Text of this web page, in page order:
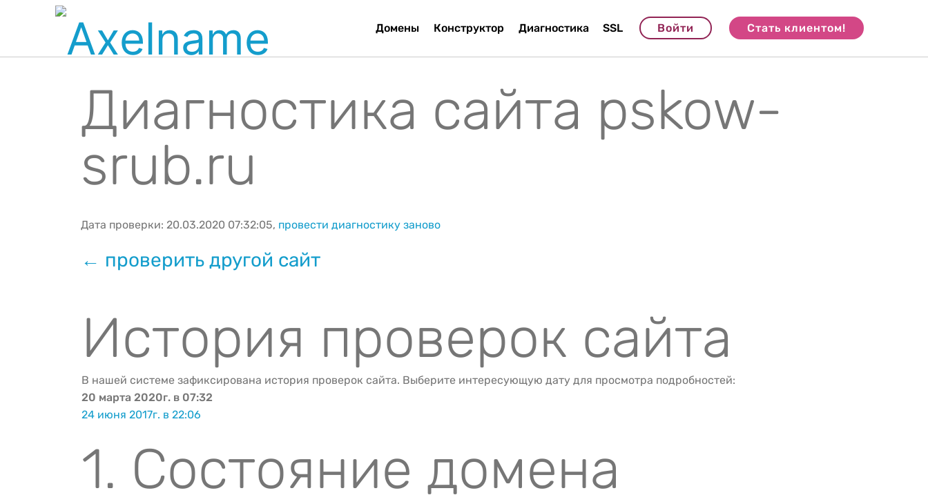
Домены Конструктор Диагностика SSL Войти Стать клиентом!
Диагностика сайта pskow-
srub.ru
Дата проверки: 20.03.2020 07:32:05, провести диагностику заново
← проверить другой сайт
История проверок сайта
В нашей системе зафиксирована история проверок сайта. Выберите интересующую дату для просмотра подробностей:
20 марта 2020г. в 07:32
24 июня 2017г. в 22:06
1. Состояние домена